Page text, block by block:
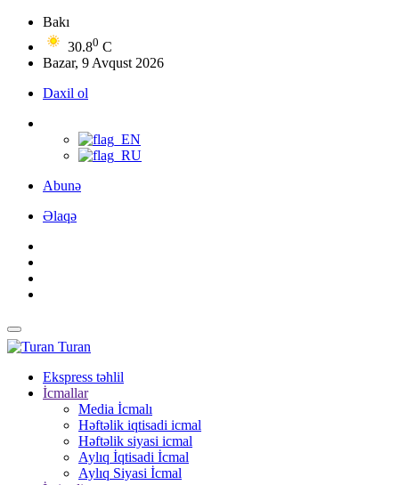
Bakı
30.80 C
Bazar, 9 Avqust 2026
Daxil ol
Abunə
Əlaqə
Turan
Ekspress təhlil
İcmallar
Media İcmalı
Həftəlik iqtisadi icmal
Həftəlik siyasi icmal
Aylıq İqtisadi İcmal
Aylıq Siyasi İcmal